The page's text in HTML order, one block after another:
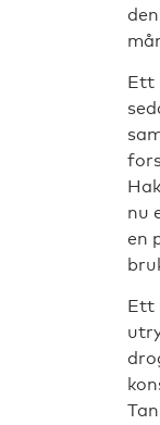
Ett
nu
en
Ett